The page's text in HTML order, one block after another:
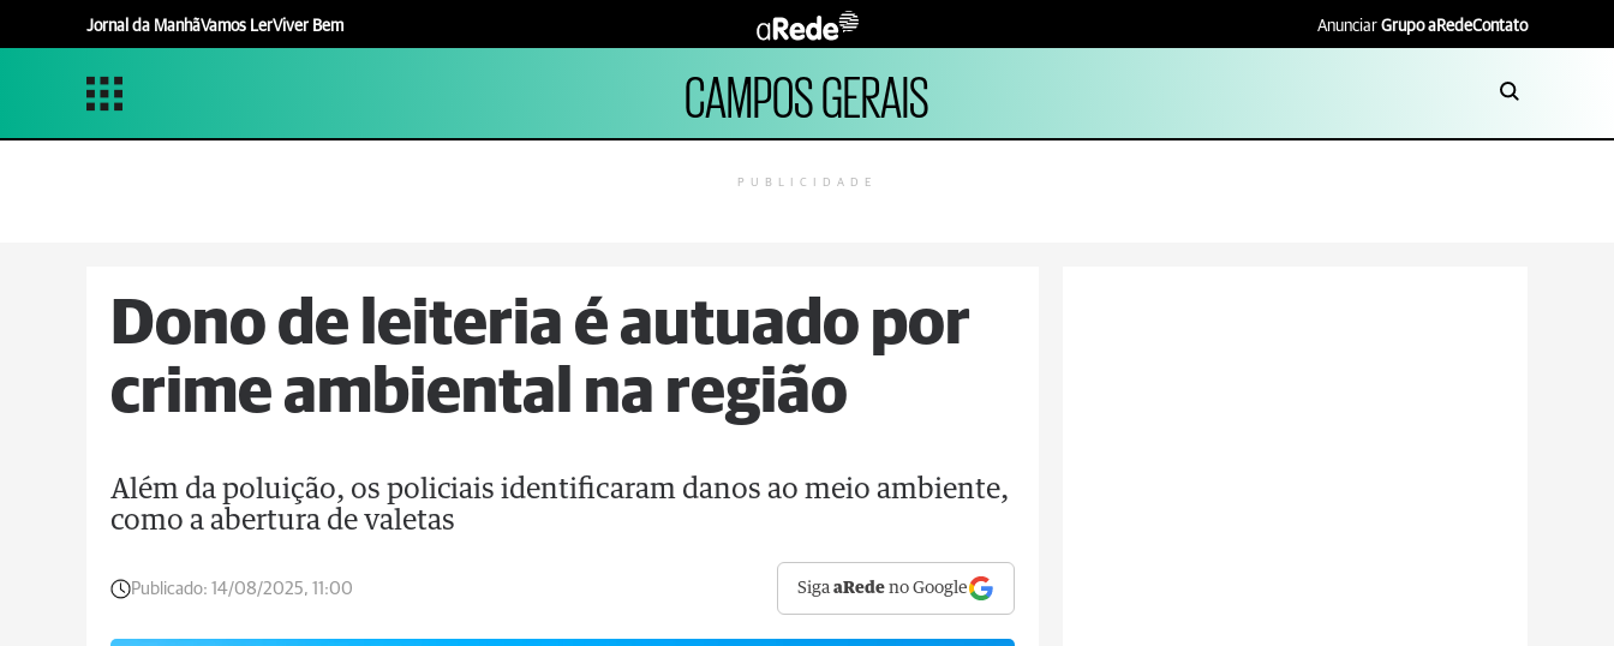
Jornal da ManhãVamos LerViver Bem Anunciar Grupo aRedeContato
CAMPOS GERAIS
PUBLICIDADE
Dono de leiteria é autuado por
crime ambiental na região
Além da poluição, os policiais identificaram danos ao meio ambiente,
como a abertura de valetas
Publicado: 14/08/2025, 11:00 SigaaRede no Google